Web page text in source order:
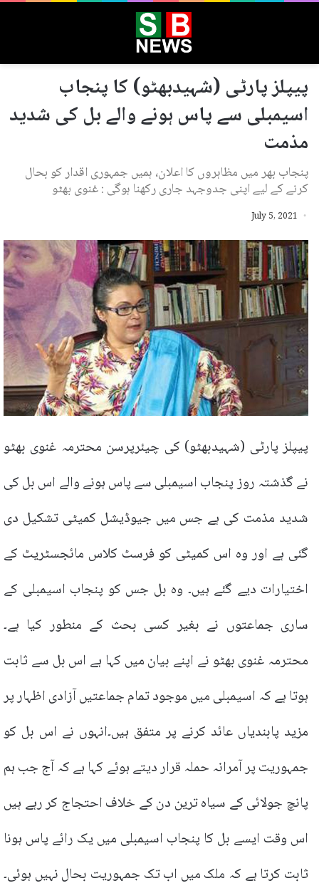
پیپلز پارٹی (شہیدبھٹو) کا پنجاب
اسیمبلی سے پاس ہونے والے بل کی شدید
مذمت
پنجاب بھر میں مظاہروں کا اعلان، ہمیں جمہوری اقدار کو بحال
کرنے کے لیے اپنی جدوجہد جاری رکھنا ہوگی : غنوی بھٹو
July 5, 2021
پیپلز پارٹی (شہیدبھٹو) کی چیئرپرسن محترمہ غنوی بھٹو
نے گذشتہ روز پنجاب اسیمبلی سے پاس ہونے والے اس بل کی
شدید مذمت کی ہے جس میں جیوڈیشل کمیٹی تشکیل دی
گئی ہے اور وہ اس کمیٹی کو فرسٹ کلاس مائجسٹریٹ کے
اختیارات دیے گئے ہیں۔ وہ بل جس کو پنجاب اسیمبلی کے
ساری جماعتوں نے بغیر کسی بحث کے منطور کیا ہے۔
محترمہ غنوی بھٹو نے اپنے بیان میں کہا ہے اس بل سے ثابت
ہوتا ہے کہ اسیمبلی میں موجود تمام جماعتیں آزادی اظہار پر
مزید پابندیاں عائد کرنے پر متفق ہیں۔انہوں نے اس بل کو
جمہوریت پر آمرانہ حملہ قرار دیتے ہوئے کہا ہے کہ آج جب ہم
پانچ جولائی کے سیاہ ترین دن کے خلاف احتجاج کر رہے ہیں
اس وقت ایسے بل کا پنجاب اسیمبلی میں یک رائے پاس ہونا
ثابت کرتا ہے کہ ملک میں اب تک جمہوریت بحال نہیں ہوئی۔